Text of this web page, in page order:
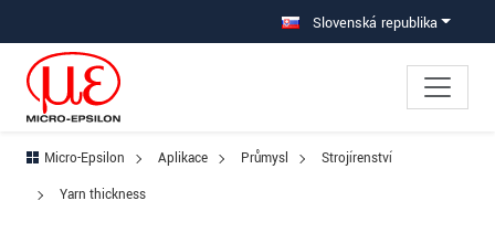
Prejdite priamo na hlavnú navigáciu Slovenská republika
Micro-Epsilon Aplikace Průmysl
Strojírenství
Yarn thickness